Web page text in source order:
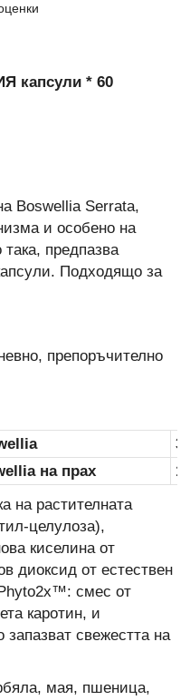
капсули * 60
Boswellia Serrata,
и особено на
предпазва
Подходящо за
препоръчително
на прах
на растителната
целулоза),
киселина от
диоксид от естествен
смес от
каротин, и
запазват свежестта на
мая, пшеница,